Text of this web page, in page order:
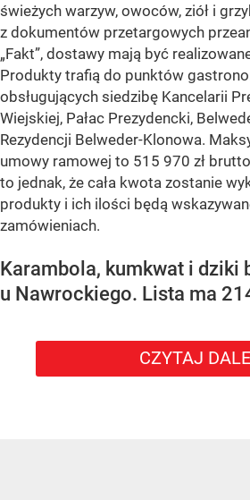
świeżych warzyw, owoców, ziół i
z dokumentów przetargowych
„Fakt”, dostawy mają być
Produkty trafią do punktów
obsługujących siedzibę Kancelarii
Wiejskiej, Pałac Prezydencki,
Rezydencji Belweder-Klonowa.
umowy ramowej to 515 970 zł
to jednak, że cała kwota zostanie
produkty i ich ilości będą
zamówieniach.
Karambola, kumkwat i dziki
u Nawrockiego. Lista ma
CZYTAJ